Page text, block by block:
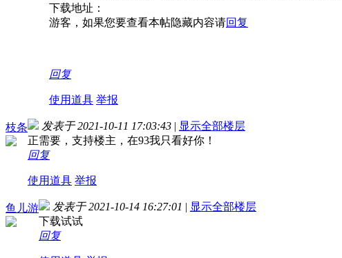
下载地址：
游客，如果您要查看本帖隐藏内容请回复
回复
使用道具 举报
枝条 发表于 2021-10-11 17:03:43 | 显示全部楼层
正需要，支持楼主，在93我只看好你！
回复
使用道具 举报
鱼儿游 发表于 2021-10-14 16:27:01 | 显示全部楼层
下载试试
回复